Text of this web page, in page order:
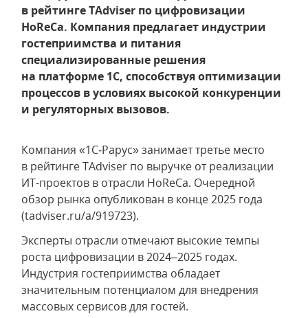
в рейтинге TAdviser по цифровизации
HoReCa. Компания предлагает индустрии
гостеприимства и питания
специализированные решения
на платформе 1С, способствуя оптимизации
процессов в условиях высокой конкуренции
и регуляторных вызовов.
Компания «1С‑Рарус» занимает третье место
в рейтинге TAdviser по выручке от реализации
ИТ-проектов в отрасли HoReCa. Очередной
обзор рынка опубликован в конце 2025 года
(tadviser.ru/a/919723).
Эксперты отрасли отмечают высокие темпы
роста цифровизации в 2024–2025 годах.
Индустрия гостеприимства обладает
значительным потенциалом для внедрения
массовых сервисов для гостей.